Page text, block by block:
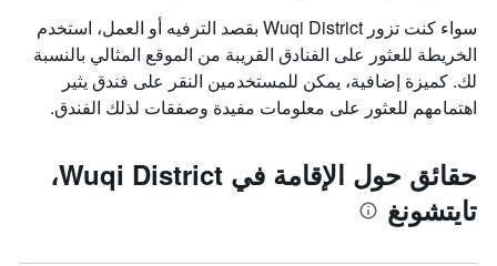
سواء كنت تزور Wuqi District بقصد الترفيه أو العمل، استخدم
الخريطة للعثور على الفنادق القريبة من الموقع المثالي بالنسبة
لك. كميزة إضافية، يمكن للمستخدمين النقر على فندق يثير
اهتمامهم للعثور على معلومات مفيدة وصفقات لذلك الفندق.
حقائق حول الإقامة في Wuqi District،
تايتشونغ